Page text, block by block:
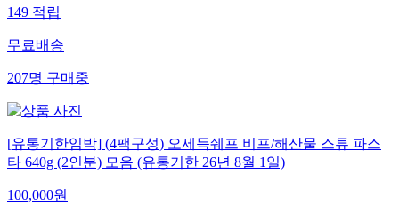
149적립
무료배송
207명구매중
[유통기한임박] (4팩구성) 오세득쉐프 비프/해산물 스튜 파스
타 640g (2인분) 모음 (유통기한 26년 8월 1일)
100,000원